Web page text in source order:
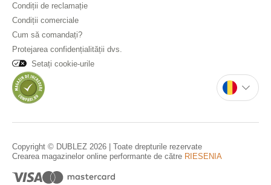
Condiții de reclamație
Condiții comerciale
Cum să comandați?
Protejarea confidențialității dvs.
Setați cookie-urile
Copyright © DUBLEZ 2026 | Toate drepturile rezervate
Crearea magazinelor online performante de către RIESENIA